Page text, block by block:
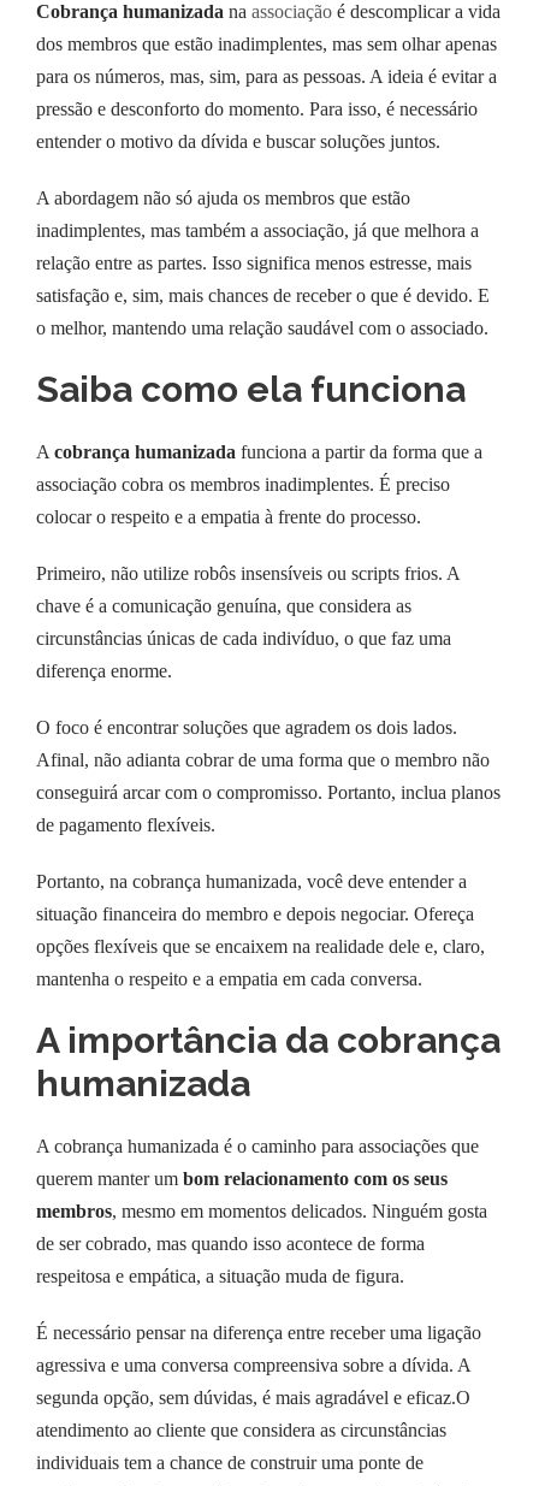
Cobrança humanizada na associação é descomplicar a vida
dos membros que estão inadimplentes, mas sem olhar apenas
para os números, mas, sim, para as pessoas. A ideia é evitar a
pressão e desconforto do momento. Para isso, é necessário
entender o motivo da dívida e buscar soluções juntos.
A abordagem não só ajuda os membros que estão
inadimplentes, mas também a associação, já que melhora a
relação entre as partes. Isso significa menos estresse, mais
satisfação e, sim, mais chances de receber o que é devido. E
o melhor, mantendo uma relação saudável com o associado.
Saiba como ela funciona
Acobrança humanizada funciona a partir da forma que a
associação cobra os membros inadimplentes. É preciso
colocar o respeito e a empatia à frente do processo.
Primeiro, não utilize robôs insensíveis ou scripts frios. A
chave é a comunicação genuína, que considera as
circunstâncias únicas de cada indivíduo, o que faz uma
diferença enorme.
O foco é encontrar soluções que agradem os dois lados.
Afinal, não adianta cobrar de uma forma que o membro não
conseguirá arcar com o compromisso. Portanto, inclua planos
de pagamento flexíveis.
Portanto, na cobrança humanizada, você deve entender a
situação financeira do membro e depois negociar. Ofereça
opções flexíveis que se encaixem na realidade dele e, claro,
mantenha o respeito e a empatia em cada conversa.
A importância da cobrança
humanizada
A cobrança humanizada é o caminho para associações que
querem manter um bom relacionamento com os seus
membros, mesmo em momentos delicados. Ninguém gosta
de ser cobrado, mas quando isso acontece de forma
respeitosa e empática, a situação muda de figura.
É necessário pensar na diferença entre receber uma ligação
agressiva e uma conversa compreensiva sobre a dívida. A
segunda opção, sem dúvidas, é mais agradável e eficaz.O
atendimento ao cliente que considera as circunstâncias
individuais tem a chance de construir uma ponte de